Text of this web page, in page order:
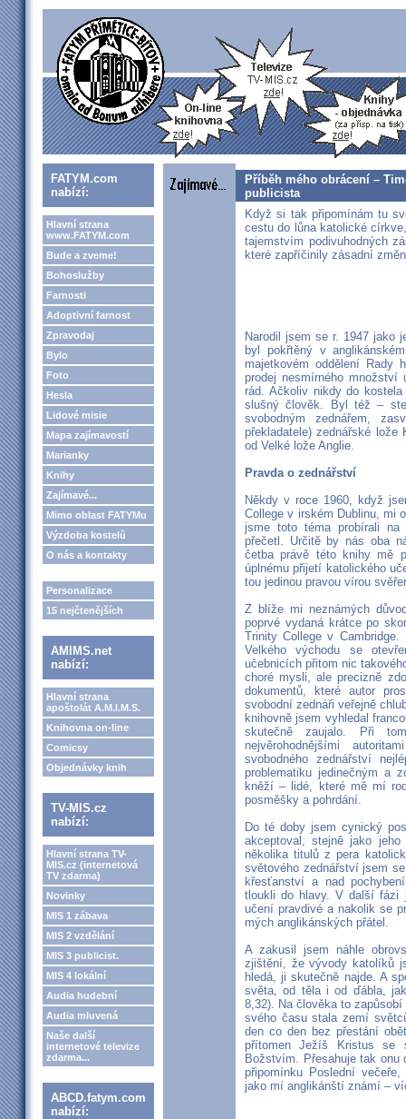
FATYM.com
nabízí:
Hlavní strana
www.FATYM.com
Bude a zveme!
Bohoslužby
Farnosti
Adoptivní farnost
Zpravodaj
Bylo
Foto
Hesla
Lidové misie
Mapa zajímavostí
Marianky
Knihy
Zajímavé...
Mimo oblast FATYMu
Výzdoba kostelů
O nás a kontakty
Personalizace
15 nejčtenějších
AMIMS.net
nabízí:
Hlavní strana
apoštolát A.M.I.M.S.
Knihovna on-line
Comicsy
Objednávky knih
TV-MIS.cz
nabízí:
Hlavní strana TV-
MIS.cz (internetová
TV zdarma)
Novinky
MIS 1 zábava
MIS 2 vzdělání
MIS 3 publicist.
MIS 4 lokální
Audia hudební
Audia mluvená
Naše další
internetové televize
zdarma...
ABCD.fatym.com
nabízí:
Příběh mého obrácení –
publicista
Když si tak připomínám tu
cestu do lůna katolické
tajemstvím podivuhodných
které zapříčinily zásadní
Narodil jsem se r. 1947 jako
byl pokřtěný v
majetkovém oddělení Rady
prodej nesmírného
rád. Ačkoliv nikdy do
slušný člověk. Byl též –
svobodným zednářem,
překladatele) zednářské lože
od Velké lože Anglie.
Pravda o zednářství
Někdy v roce 1960, když
College v irském Dublinu, mi
jsme toto téma probírali
přečetl. Určitě by nás oba
četba právě této knihy mě
úplnému přijetí katolického
tou jedinou pravou vírou
Z blíže mi neznámých
poprvé vydaná krátce po
Trinity College v
Velkého východu se
učebnicích přitom nic
choré mysli, ale precizně
dokumentů, které autor
svobodní zednáři veřejně
knihovně jsem vyhledal
skutečně zaujalo. Při
nejvěrohodnějšími
svobodného zednářství
problematiku jedinečným a
kněží – lidé, které mě mí
posměšky a pohrdání.
Do té doby jsem cynický
akceptoval, stejně jako
několika titulů z pera
světového zednářství jsem
křesťanství a nad
tloukli do hlavy. V další fázi
učení pravdivé a nakolik se
mých anglikánských přátel.
A zakusil jsem náhle
zjištění, že vývody katolíků
hledá, ji skutečně najde. A
světa, od těla i od ďábla,
8,32). Na člověka to
svého času stala zemí
den co den bez přestání
přítomen Ježíš Kristus
Božstvím. Přesahuje tak onu
připomínku Poslední
jako mí anglikánští známí –